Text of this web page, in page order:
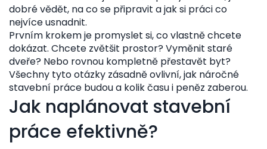
dobré vědět, na co se připravit a jak si práci co
nejvíce usnadnit.
Prvním krokem je promyslet si, co vlastně chcete
dokázat. Chcete zvětšit prostor? Vyměnit staré
dveře? Nebo rovnou kompletně přestavět byt?
Všechny tyto otázky zásadně ovlivní, jak náročné
stavební práce budou a kolik času i peněz zaberou.
Jak naplánovat stavební
práce efektivně?